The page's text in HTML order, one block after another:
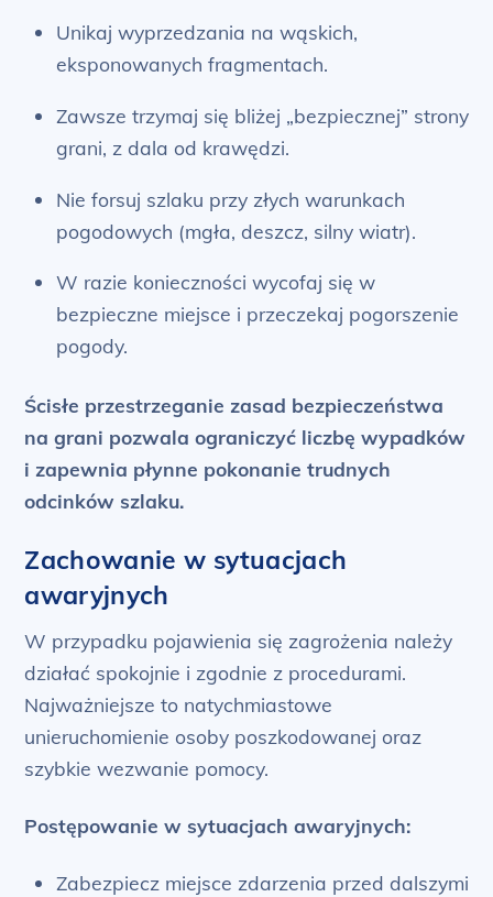
Unikaj wyprzedzania na wąskich,
eksponowanych fragmentach.
Zawsze trzymaj się bliżej „bezpiecznej” strony
grani, z dala od krawędzi.
Nie forsuj szlaku przy złych warunkach
pogodowych (mgła, deszcz, silny wiatr).
W razie konieczności wycofaj się w
bezpieczne miejsce i przeczekaj pogorszenie
pogody.
Ścisłe przestrzeganie zasad bezpieczeństwa
na grani pozwala ograniczyć liczbę wypadków
i zapewnia płynne pokonanie trudnych
odcinków szlaku.
Zachowanie w sytuacjach
awaryjnych
W przypadku pojawienia się zagrożenia należy
działać spokojnie i zgodnie z procedurami.
Najważniejsze to natychmiastowe
unieruchomienie osoby poszkodowanej oraz
szybkie wezwanie pomocy.
Postępowanie w sytuacjach awaryjnych:
Zabezpiecz miejsce zdarzenia przed dalszymi